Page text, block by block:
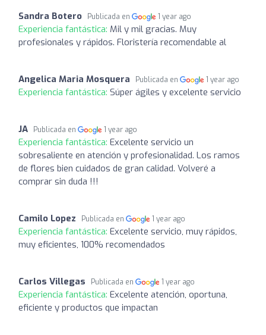
Sandra Botero Publicada en 1 year ago
Experiencia fantástica: Mil y mil gracias. Muy
profesionales y rápidos. Floristería recomendable al
Angelica Maria Mosquera Publicada en 1 year ago
Experiencia fantástica: Súper ágiles y excelente servicio
JA Publicada en 1 year ago
Experiencia fantástica: Excelente servicio un
sobresaliente en atención y profesionalidad. Los ramos
de flores bien cuidados de gran calidad. Volveré a
comprar sin duda !!!
Camilo Lopez Publicada en 1 year ago
Experiencia fantástica: Excelente servicio, muy rápidos,
muy eficientes, 100% recomendados
Carlos Villegas Publicada en 1 year ago
Experiencia fantástica: Excelente atención, oportuna,
eficiente y productos que impactan